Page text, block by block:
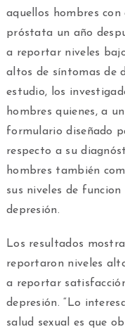
aquellos hombres
próstata un año
a reportar niveles
altos de síntomas de
estudio, los
hombres quienes, a
formulario diseñado
respecto a su
hombres también
sus niveles de
depresión.
Los resultados
reportaron niveles
a reportar
depresión. “Lo
salud sexual es que